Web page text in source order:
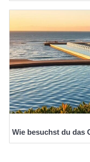
Wie besuchst du das